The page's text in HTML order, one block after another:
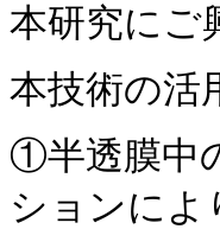
本研究にご
本技術の活
①半透膜中
ションによ